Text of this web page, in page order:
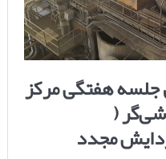
هفتگی مرکز
(
مجدد